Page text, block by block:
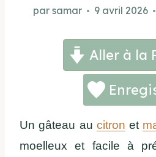
par samar 9 avril 2026
Aller à la
Un gâteau au citron et
moelleux et facile à